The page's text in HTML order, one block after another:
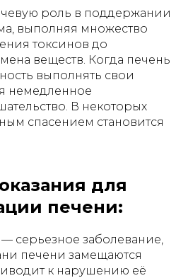
роль в поддержании
выполняя множество
токсинов до
веществ. Когда печень
выполнять свои
немедленное
В некоторых
спасением становится
для
печени:
— серьезное заболевание,
печени замещаются
к нарушению её